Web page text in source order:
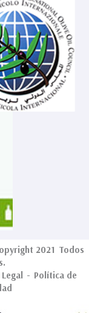
2021 Todos
- Política de